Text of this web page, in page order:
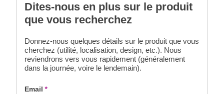
Dites-nous en plus sur le produit
que vous recherchez
Donnez-nous quelques détails sur le produit que vous
cherchez (utilité, localisation, design, etc.). Nous
reviendrons vers vous rapidement (généralement
dans la journée, voire le lendemain).
Email *